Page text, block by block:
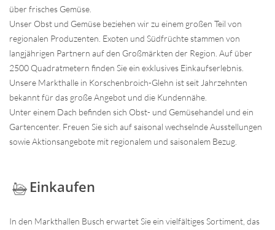
über frisches Gemüse.
Unser Obst und Gemüse beziehen wir zu einem großen Teil von
regionalen Produzenten. Exoten und Südfrüchte stammen von
langjährigen Partnern auf den Großmärkten der Region. Auf über
2500 Quadratmetern finden Sie ein exklusives Einkaufserlebnis.
Unsere Markthalle in Korschenbroich-Glehn ist seit Jahrzehnten
bekannt für das große Angebot und die Kundennähe.
Unter einem Dach befinden sich Obst- und Gemüsehandel und ein
Gartencenter. Freuen Sie sich auf saisonal wechselnde Ausstellungen
sowie Aktionsangebote mit regionalem und saisonalem Bezug.
Einkaufen
In den Markthallen Busch erwartet Sie ein vielfältiges Sortiment, das